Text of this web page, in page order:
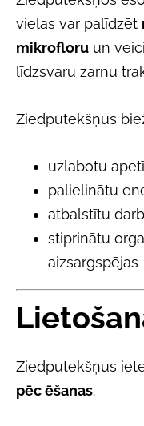
vielas var palīdzēt
mikrofloru un
līdzsvaru zarnu
Ziedputekšņus
uzlabotu
palielinātu
atbalstītu
stiprinātu
aizsargspējas
Ziedputekšņus
pēc ēšanas.